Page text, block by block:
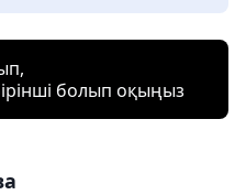
болып оқыңыз